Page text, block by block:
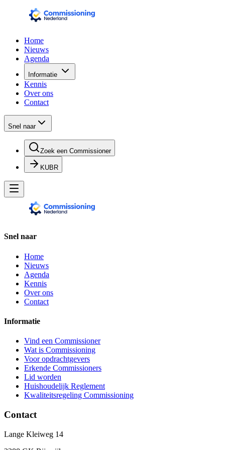
Home
Nieuws
Agenda
Informatie
Kennis
Over ons
Contact
Snel naar
Zoek een Commissioner
KUBR
Snel naar
Home
Nieuws
Agenda
Kennis
Over ons
Contact
Informatie
Vind een Commissioner
Wat is Commissioning
Voor opdrachtgevers
Erkende Commissioners
Lid worden
Huishoudelijk Reglement
Kwaliteitsregeling Commissioning
Contact
Lange Kleiweg 14